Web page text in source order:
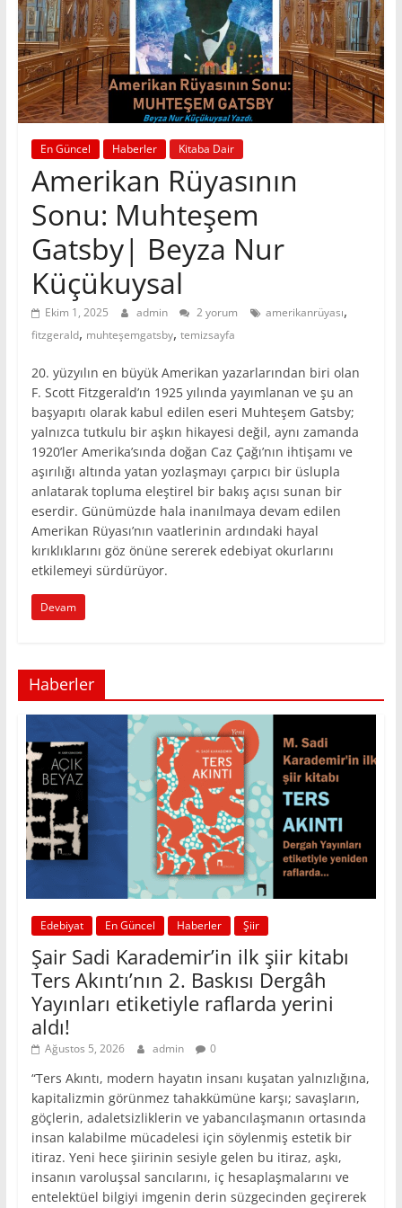
En Güncel Haberler Kitaba Dair
Amerikan Rüyasının
Sonu: Muhteşem
Gatsby| Beyza Nur
Küçükuysal
Ekim 1, 2025 admin 2 yorum amerikanrüyası,
fitzgerald, muhteşemgatsby, temizsayfa
20. yüzyılın en büyük Amerikan yazarlarından biri olan
F. Scott Fitzgerald’ın 1925 yılında yayımlanan ve şu an
başyapıtı olarak kabul edilen eseri Muhteşem Gatsby;
yalnızca tutkulu bir aşkın hikayesi değil, aynı zamanda
1920’ler Amerika’sında doğan Caz Çağı’nın ihtişamı ve
aşırılığı altında yatan yozlaşmayı çarpıcı bir üslupla
anlatarak topluma eleştirel bir bakış açısı sunan bir
eserdir. Günümüzde hala inanılmaya devam edilen
Amerikan Rüyası’nın vaatlerinin ardındaki hayal
kırıklıklarını göz önüne sererek edebiyat okurlarını
etkilemeyi sürdürüyor.
Devam
Haberler
Edebiyat En Güncel Haberler Şiir
Şair Sadi Karademir’in ilk şiir kitabı
Ters Akıntı’nın 2. Baskısı Dergâh
Yayınları etiketiyle raflarda yerini
aldı!
Ağustos 5, 2026 admin 0
“Ters Akıntı, modern hayatın insanı kuşatan yalnızlığına,
kapitalizmin görünmez tahakkümüne karşı; savaşların,
göçlerin, adaletsizliklerin ve yabancılaşmanın ortasında
insan kalabilme mücadelesi için söylenmiş estetik bir
itiraz. Yeni hece şiirinin sesiyle gelen bu itiraz, aşkı,
insanın varoluşsal sancılarını, iç hesaplaşmalarını ve
entelektüel bilgiyi imgenin derin süzgecinden geçirerek